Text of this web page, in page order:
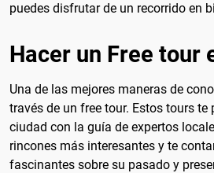
puedes disfrutar de un recorrido en
Hacer un Free tour
Una de las mejores maneras de
través de un free tour. Estos tours te
ciudad con la guía de expertos
rincones más interesantes y te
fascinantes sobre su pasado y